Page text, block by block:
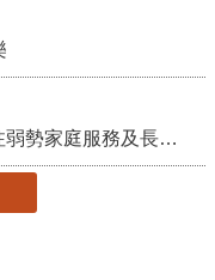
苗栗玉清宮捐贈500萬元給縣府 挹注弱勢家庭服務及長照醫療資源